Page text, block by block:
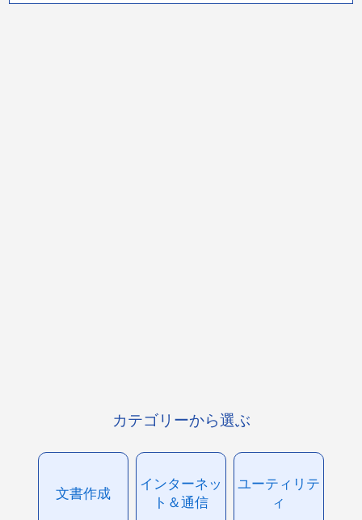
カテゴリーから選ぶ
文書作成
インターネッ
ト＆通信
ユーティリテ
ィ